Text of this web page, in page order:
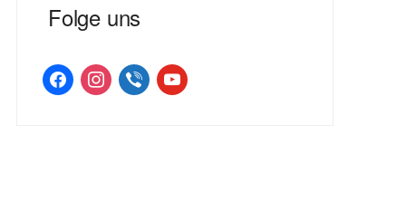
Folge uns
facebookinstagramviber youtube